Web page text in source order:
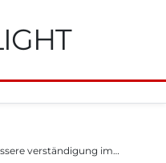
verständigung im…